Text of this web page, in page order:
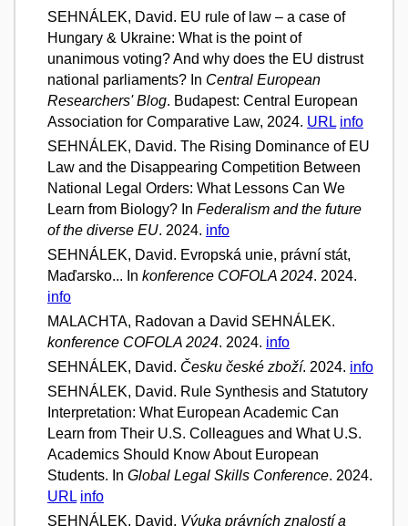
SEHNÁLEK, David. EU rule of law – a case of
Hungary & Ukraine: What is the point of
unanimous voting? And why does the EU distrust
national parliaments? In Central European
Researchers' Blog. Budapest: Central European
Association for Comparative Law, 2024. URL info
SEHNÁLEK, David. The Rising Dominance of EU
Law and the Disappearing Competition Between
National Legal Orders: What Lessons Can We
Learn from Biology? In Federalism and the future
of the diverse EU. 2024. info
SEHNÁLEK, David. Evropská unie, právní stát,
Maďarsko... In konference COFOLA 2024. 2024.
info
MALACHTA, Radovan a David SEHNÁLEK.
konference COFOLA 2024. 2024. info
SEHNÁLEK, David. Česku české zboží. 2024. info
SEHNÁLEK, David. Rule Synthesis and Statutory
Interpretation: What European Academic Can
Learn from Their U.S. Colleagues and What U.S.
Academics Should Know About European
Students. In Global Legal Skills Conference. 2024.
URL info
SEHNÁLEK, David. Výuka právních znalostí a